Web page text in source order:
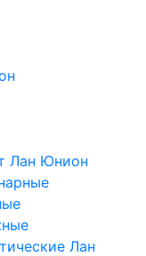
Лан Юнион
Лан